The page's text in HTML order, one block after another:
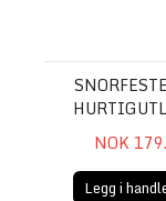
NOK
Legg i